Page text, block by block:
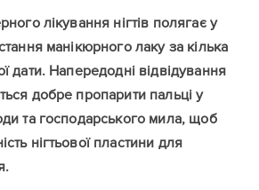
лікування нігтів полягає у
манікюрного лаку за кілька
дати. Напередодні відвідування
добре пропарити пальці у
та господарського мила, щоб
нігтьової пластини для